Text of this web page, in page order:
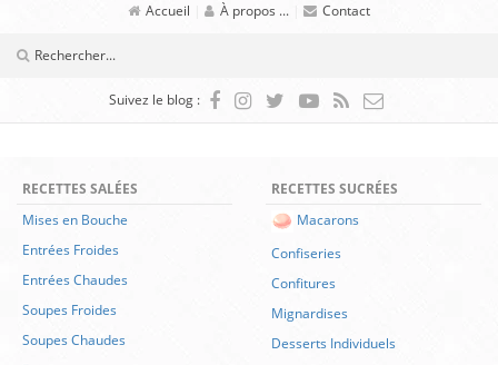
Accueil À propos ... Contact
Suivez le blog :
RECETTES SALÉES
Mises en Bouche
Entrées Froides
Entrées Chaudes
Soupes Froides
Soupes Chaudes
RECETTES SUCRÉES
Macarons
Confiseries
Confitures
Mignardises
Desserts Individuels